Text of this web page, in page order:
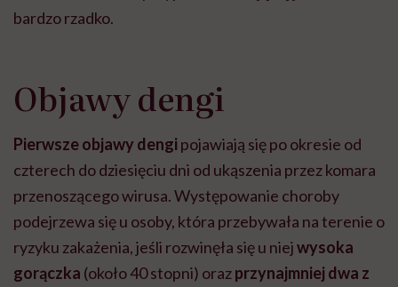
bardzo rzadko.
Objawy dengi
Pierwsze objawy dengi pojawiają się po okresie od
czterech do dziesięciu dni od ukąszenia przez komara
przenoszącego wirusa. Występowanie choroby
podejrzewa się u osoby, która przebywała na terenie o
ryzyku zakażenia, jeśli rozwinęła się u niejwysoka
gorączka (około 40 stopni) orazprzynajmniej dwa z